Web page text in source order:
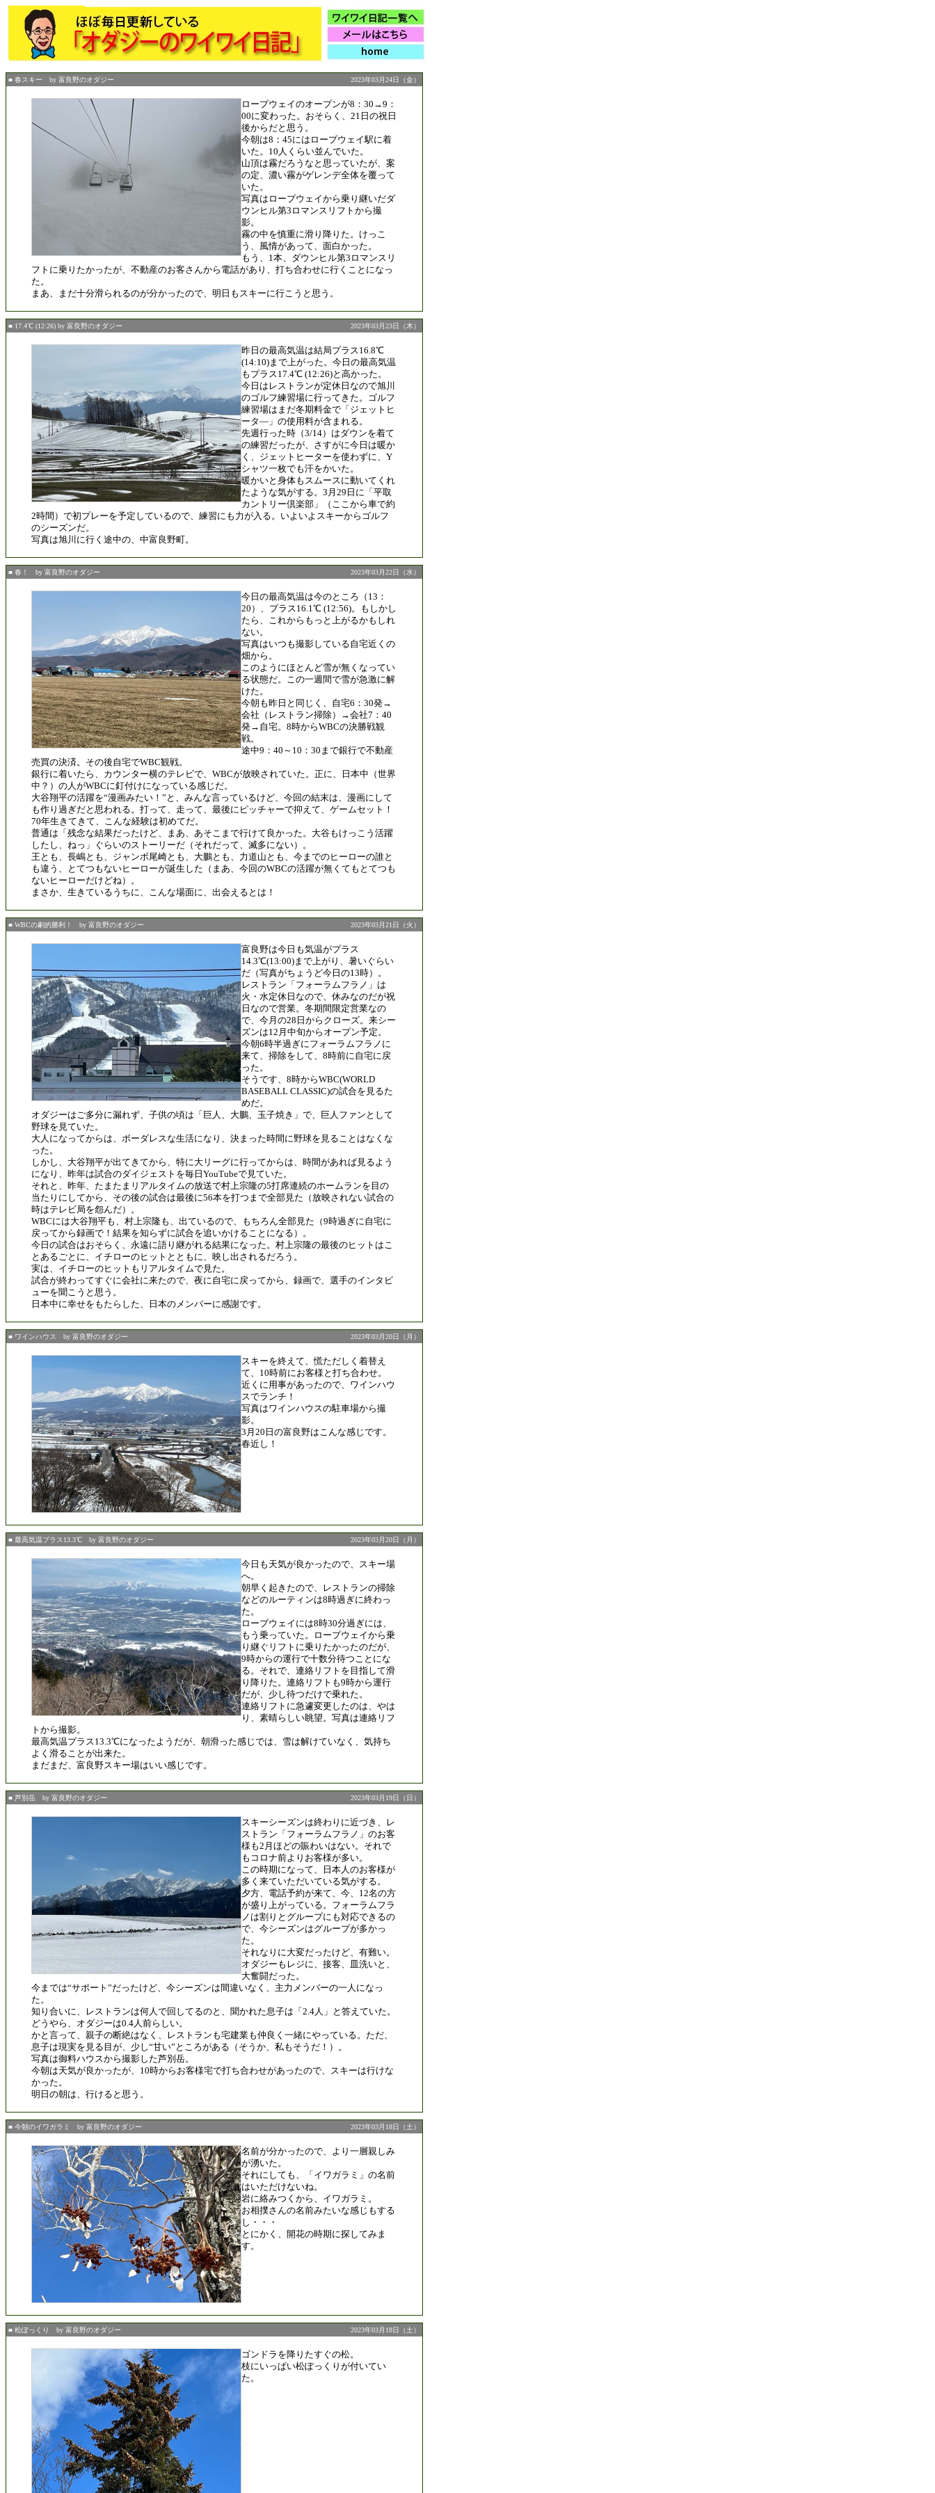
■ 春スキー by 富良野のオダジー 2023年03月24日（金）
ロープウェイのオープンが8：30→9：
00に変わった。おそらく、21日の祝日
後からだと思う。
今朝は8：45にはロープウェイ駅に着
いた。10人くらい並んでいた。
山頂は霧だろうなと思っていたが、案
の定、濃い霧がゲレンデ全体を覆って
いた。
写真はロープウェイから乗り継いだダ
ウンヒル第3ロマンスリフトから撮
影。
霧の中を慎重に滑り降りた。けっこ
う、風情があって、面白かった。
もう、1本、ダウンヒル第3ロマンスリ
フトに乗りたかったが、不動産のお客さんから電話があり、打ち合わせに行くことになっ
た。
まあ、まだ十分滑られるのが分かったので、明日もスキーに行こうと思う。
■ 17.4℃ (12:26) by 富良野のオダジー 2023年03月23日（木）
昨日の最高気温は結局プラス16.8℃
(14:10)まで上がった。今日の最高気温
もプラス17.4℃ (12:26)と高かった。
今日はレストランが定休日なので旭川
のゴルフ練習場に行ってきた。ゴルフ
練習場はまだ冬期料金で「ジェットヒ
ータ―」の使用料が含まれる。
先週行った時（3/14）はダウンを着て
の練習だったが、さすがに今日は暖か
く、ジェットヒーターを使わずに、Y
シャツ一枚でも汗をかいた。
暖かいと身体もスムースに動いてくれ
たような気がする。3月29日に「平取
カントリー倶楽部」（ここから車で約
2時間）で初プレーを予定しているので、練習にも力が入る。いよいよスキーからゴルフ
のシーズンだ。
写真は旭川に行く途中の、中富良野町。
■ 春！ by 富良野のオダジー 2023年03月22日（水）
今日の最高気温は今のところ（13：
20）、プラス16.1℃ (12:56)。もしかし
たら、これからもっと上がるかもしれ
ない。
写真はいつも撮影している自宅近くの
畑から。
このようにほとんど雪が無くなってい
る状態だ。この一週間で雪が急激に解
けた。
今朝も昨日と同じく、自宅6：30発→
会社（レストラン掃除）→会社7：40
発→自宅。8時からWBCの決勝戦観
戦。
途中9：40～10：30まで銀行で不動産
売買の決済。その後自宅でWBC観戦。
銀行に着いたら、カウンター横のテレビで、WBCが放映されていた。正に、日本中（世界
中？）の人がWBCに釘付けになっている感じだ。
大谷翔平の活躍を“漫画みたい！”と、みんな言っているけど、今回の結末は、漫画にして
も作り過ぎだと思われる。打って、走って、最後にピッチャーで抑えて、ゲームセット！
70年生きてきて、こんな経験は初めてだ。
普通は「残念な結果だったけど、まあ、あそこまで行けて良かった。大谷もけっこう活躍
したし、ねっ」ぐらいのストーリーだ（それだって、滅多にない）。
王とも、長嶋とも、ジャンボ尾崎とも、大鵬とも、力道山とも、今までのヒーローの誰と
も違う、とてつもないヒーローが誕生した（まあ、今回のWBCの活躍が無くてもとてつも
ないヒーローだけどね）。
まさか、生きているうちに、こんな場面に、出会えるとは！
■ WBCの劇的勝利！ by 富良野のオダジー 2023年03月21日（火）
富良野は今日も気温がプラス
14.3℃(13:00)まで上がり、暑いぐらい
だ（写真がちょうど今日の13時）。
レストラン「フォーラムフラノ」は
火・水定休日なので、休みなのだが祝
日なので営業。冬期間限定営業なの
で、今月の28日からクローズ。来シー
ズンは12月中旬からオープン予定。
今朝6時半過ぎにフォーラムフラノに
来て、掃除をして、8時前に自宅に戻
った。
そうです、8時からWBC(WORLD
BASEBALL CLASSIC)の試合を見るた
めだ。
オダジーはご多分に漏れず、子供の頃は「巨人、大鵬、玉子焼き」で、巨人ファンとして
野球を見ていた。
大人になってからは、ボーダレスな生活になり、決まった時間に野球を見ることはなくな
った。
しかし、大谷翔平が出てきてから、特に大リーグに行ってからは、時間があれば見るよう
になり、昨年は試合のダイジェストを毎日YouTubeで見ていた。
それと、昨年、たまたまリアルタイムの放送で村上宗隆の5打席連続のホームランを目の
当たりにしてから、その後の試合は最後に56本を打つまで全部見た（放映されない試合の
時はテレビ局を怨んだ）。
WBCには大谷翔平も、村上宗隆も、出ているので、もちろん全部見た（9時過ぎに自宅に
戻ってから録画で！結果を知らずに試合を追いかけることになる）。
今日の試合はおそらく、永遠に語り継がれる結果になった。村上宗隆の最後のヒットはこ
とあるごとに、イチローのヒットとともに、映し出されるだろう。
実は、イチローのヒットもリアルタイムで見た。
試合が終わってすぐに会社に来たので、夜に自宅に戻ってから、録画で、選手のインタビ
ューを聞こうと思う。
日本中に幸せをもたらした、日本のメンバーに感謝です。
■ ワインハウス by 富良野のオダジー 2023年03月20日（月）
スキーを終えて、慌ただしく着替え
て、10時前にお客様と打ち合わせ。
近くに用事があったので、ワインハウ
スでランチ！
写真はワインハウスの駐車場から撮
影。
3月20日の富良野はこんな感じです。
春近し！
■ 最高気温プラス13.3℃ by 富良野のオダジー 2023年03月20日（月）
今日も天気が良かったので、スキー場
へ。
朝早く起きたので、レストランの掃除
などのルーティンは8時過ぎに終わっ
た。
ロープウェイには8時30分過ぎには、
もう乗っていた。ロープウェイから乗
り継ぐリフトに乗りたかったのだが、
9時からの運行で十数分待つことにな
る。それで、連絡リフトを目指して滑
り降りた。連絡リフトも9時から運行
だが、少し待つだけで乗れた。
連絡リフトに急遽変更したのは、やは
り、素晴らしい眺望。写真は連絡リフ
トから撮影。
最高気温プラス13.3℃になったようだが、朝滑った感じでは、雪は解けていなく、気持ち
よく滑ることが出来た。
まだまだ、富良野スキー場はいい感じです。
■ 芦別岳 by 富良野のオダジー 2023年03月19日（日）
スキーシーズンは終わりに近づき、レ
ストラン「フォーラムフラノ」のお客
様も2月ほどの賑わいはない。それで
もコロナ前よりお客様が多い。
この時期になって、日本人のお客様が
多く来ていただいている気がする。
夕方、電話予約が来て、今、12名の方
が盛り上がっている。フォーラムフラ
ノは割りとグループにも対応できるの
で、今シーズンはグループが多かっ
た。
それなりに大変だったけど、有難い。
オダジーもレジに、接客、皿洗いと、
大奮闘だった。
今までは“サポート”だったけど、今シーズンは間違いなく、主力メンバーの一人になっ
た。
知り合いに、レストランは何人で回してるのと、聞かれた息子は「2.4人」と答えていた。
どうやら、オダジーは0.4人前らしい。
かと言って、親子の断絶はなく、レストランも宅建業も仲良く一緒にやっている。ただ、
息子は現実を見る目が、少し“甘い”ところがある（そうか、私もそうだ！）。
写真は御料ハウスから撮影した芦別岳。
今朝は天気が良かったが、10時からお客様宅で打ち合わせがあったので、スキーは行けな
かった。
明日の朝は、行けると思う。
■ 今朝のイワガラミ by 富良野のオダジー 2023年03月18日（土）
名前が分かったので、より一層親しみ
が湧いた。
それにしても、「イワガラミ」の名前
はいただけないね。
岩に絡みつくから、イワガラミ。
お相撲さんの名前みたいな感じもする
し・・・
とにかく、開花の時期に探してみま
す。
■ 松ぽっくり by 富良野のオダジー 2023年03月18日（土）
ゴンドラを降りたすぐの松。
枝にいっぱい松ぽっくりが付いてい
た。